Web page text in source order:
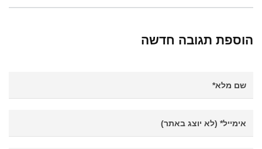
הוספת תגובה חדשה